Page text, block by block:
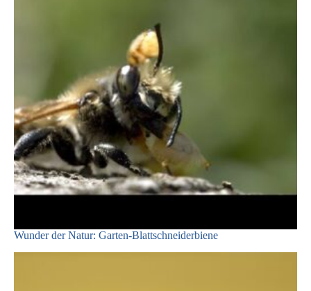
Wunder der Natur: Garten-Blattschneiderbiene